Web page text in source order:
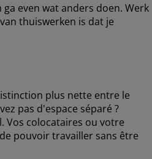
even wat anders doen. Werk
thuiswerken is dat je
plus nette entre le
pas d'espace séparé ?
Vos colocataires ou votre
pouvoir travailler sans être